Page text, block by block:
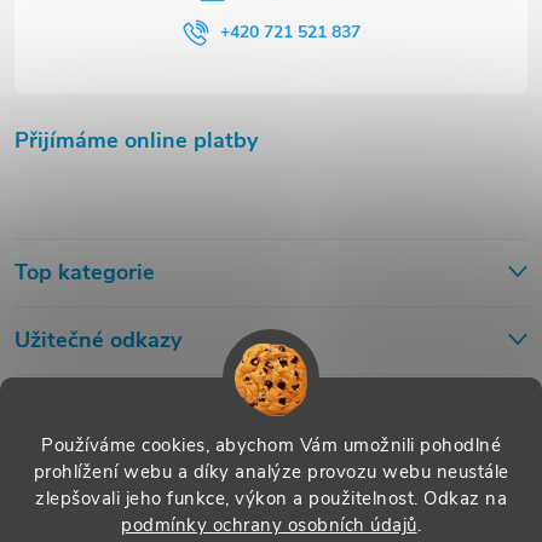
Používáme cookies, abychom Vám umožnili pohodlné
prohlížení webu a díky analýze provozu webu neustále
zlepšovali jeho funkce, výkon a použitelnost. Odkaz na
podmínky ochrany osobních údajů.
+420 721 521 837
Přijímáme online platby
Top kategorie
Užitečné odkazy